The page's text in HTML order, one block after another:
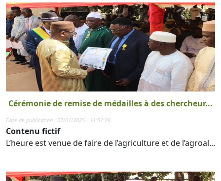
Cérémonie de remise de médailles à des chercheur...
Date de publication : 07/01/2025 - 11:51:24
Contenu fictif
L’heure est venue de faire de l’agriculture et de l’agroal...